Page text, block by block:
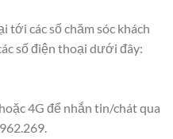
tới các số chăm sóc khách
số điện thoại dưới đây:
4G để nhắn tin/chát qua